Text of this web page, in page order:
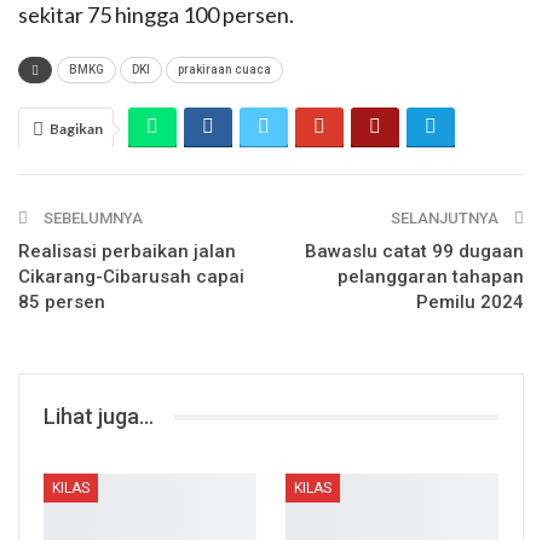
sekitar 75 hingga 100 persen.
BMKG DKI prakiraan cuaca
Bagikan
SEBELUMNYA
Realisasi perbaikan jalan
Cikarang-Cibarusah capai
85 persen
SELANJUTNYA
Bawaslu catat 99 dugaan
pelanggaran tahapan
Pemilu 2024
Lihat juga...
KILAS KILAS